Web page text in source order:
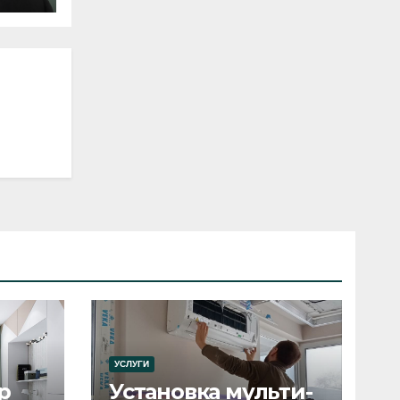
УСЛУГИ
Установка мульти-